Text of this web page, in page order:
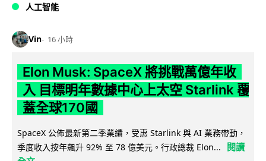
人工智能
Vin 16 小時
Elon Musk: SpaceX 將挑戰萬億年收
入 目標明年數據中心上太空 Starlink 覆
蓋全球170國
SpaceX 公佈最新第二季業績，受惠 Starlink 與 AI 業務帶動，
季度收入按年飆升 92% 至 78 億美元。行政總裁 Elon...
閱讀